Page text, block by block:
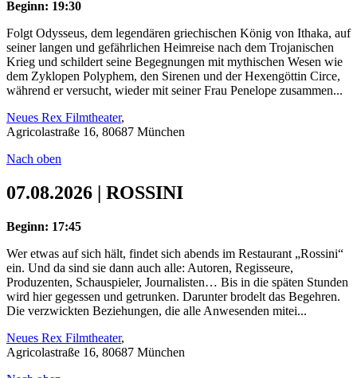
Beginn: 19:30
Folgt Odysseus, dem legendären griechischen König von Ithaka, auf
seiner langen und gefährlichen Heimreise nach dem Trojanischen
Krieg und schildert seine Begegnungen mit mythischen Wesen wie
dem Zyklopen Polyphem, den Sirenen und der Hexengöttin Circe,
während er versucht, wieder mit seiner Frau Penelope zusammen...
Neues Rex Filmtheater,
Agricolastraße 16, 80687 München
Nach oben
07.08.2026 | ROSSINI
Beginn: 17:45
Wer etwas auf sich hält, findet sich abends im Restaurant „Rossini“
ein. Und da sind sie dann auch alle: Autoren, Regisseure,
Produzenten, Schauspieler, Journalisten… Bis in die späten Stunden
wird hier gegessen und getrunken. Darunter brodelt das Begehren.
Die verzwickten Beziehungen, die alle Anwesenden mitei...
Neues Rex Filmtheater,
Agricolastraße 16, 80687 München